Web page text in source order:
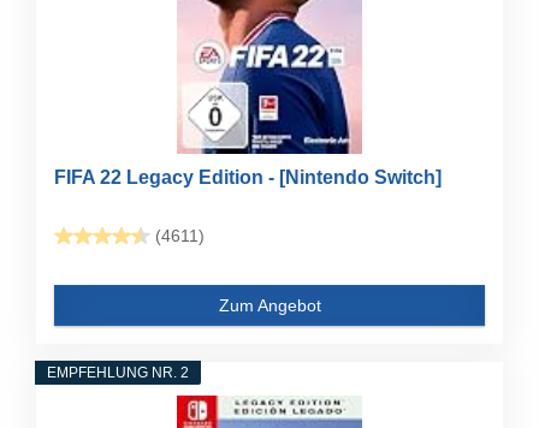
FIFA 22 Legacy Edition - [Nintendo Switch]
(4611)
Zum Angebot
EMPFEHLUNG NR. 2